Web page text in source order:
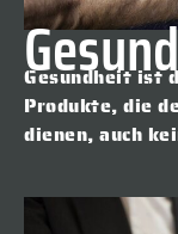
Gesundheit ist
Produkte, die
dienen, auch